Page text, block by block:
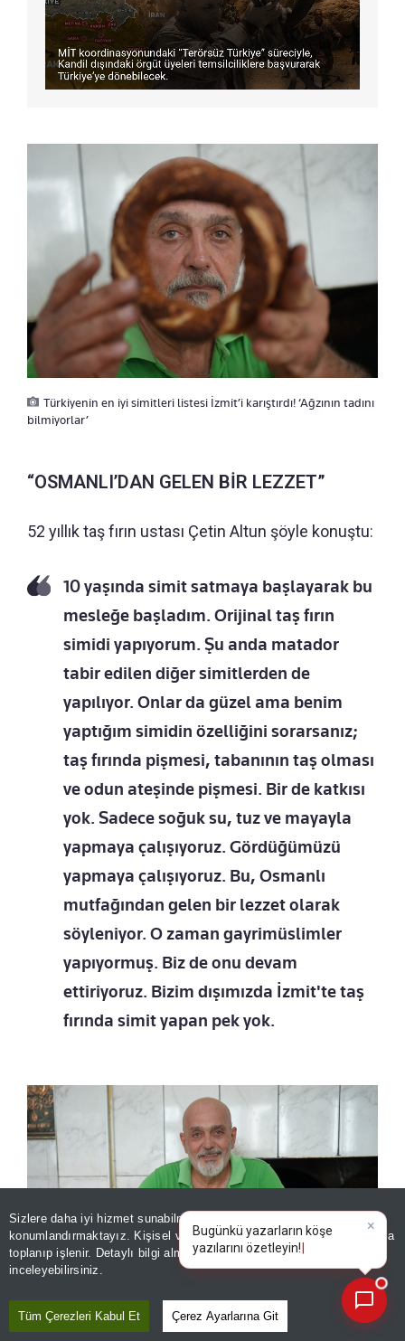
Sizlere daha iyi hizmet sunabilmek adına sitemizde
konumlandırmaktayız. Kişisel verileriniz, KVKK ve GDPR kapsamında
toplanıp işlenir. Detaylı bilgi almak içinAydınlatma Metnimizi
inceleyebilirsiniz.
Tüm Çerezleri Kabul Et Çerez Ayarlarına Git
Türkiyenin en iyi simitleri listesi İzmit’i karıştırdı! ‘Ağzının tadını
bilmiyorlar’
“OSMANLI’DAN GELEN BİR LEZZET”
52 yıllık taş fırın ustası Çetin Altun şöyle konuştu:
10 yaşında simit satmaya başlayarak bu
mesleğe başladım. Orijinal taş fırın
simidi yapıyorum. Şu anda matador
tabir edilen diğer simitlerden de
yapılıyor. Onlar da güzel ama benim
yaptığım simidin özelliğini sorarsanız;
taş fırında pişmesi, tabanının taş olması
ve odun ateşinde pişmesi. Bir de katkısı
yok. Sadece soğuk su, tuz ve mayayla
yapmaya çalışıyoruz. Gördüğümüzü
yapmaya çalışıyoruz. Bu, Osmanlı
mutfağından gelen bir lezzet olarak
söyleniyor. O zaman gayrimüslimler
yapıyormuş. Biz de onu devam
ettiriyoruz. Bizim dışımızda İzmit'te taş
fırında simit yapan pek yok.
Bugünk